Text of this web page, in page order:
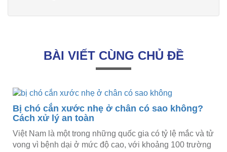
BÀI VIẾT CÙNG CHỦ ĐỀ
nhẹ ở chân có sao không?
toàn
trong những quốc gia có tỷ lệ mắc và tử
ở mức độ cao, với khoảng 100 trường